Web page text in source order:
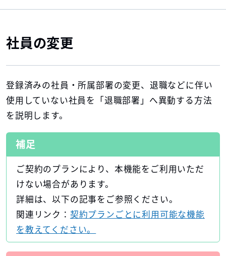
社員の変更
登録済みの社員・所属部署の変更、退職などに伴い
使用していない社員を「退職部署」へ異動する方法
を説明します。
補足
ご契約のプランにより、本機能をご利用いただ
けない場合があります。
詳細は、以下の記事をご参照ください。
関連リンク： 契約プランごとに利用可能な機能
を教えてください。